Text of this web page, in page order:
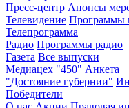
Пресс-центр Анонсы
Телевидение Программы
Телепрограмма
Радио Программы радио
Газета Все выпуски
Медиацех "450" Анкета
"Достояние губернии"
Победители